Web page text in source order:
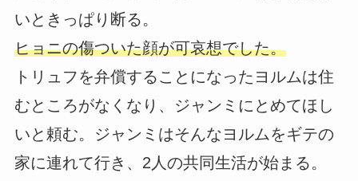
いときっぱり断る。
ヒョニの傷ついた顔が可哀想でした。
トリュフを弁償することになったヨルムは住
むところがなくなり、ジャンミにとめてほし
いと頼む。ジャンミはそんなヨルムをギテの
家に連れて行き、2人の共同生活が始まる。